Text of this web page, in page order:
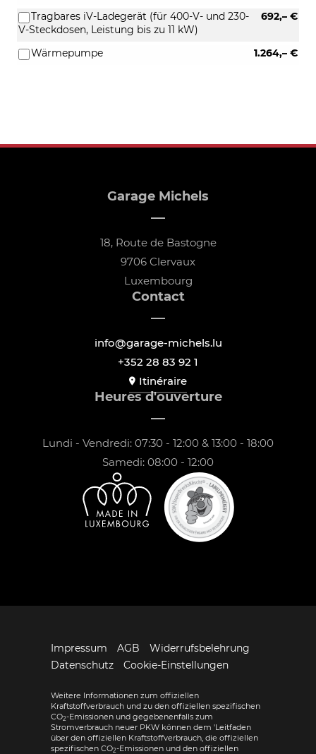
692,– €
Tragbares iV-Ladegerät (für 400-V- und 230-
V-Steckdosen, Leistung bis zu 11 kW)
1.264,– €
Wärmepumpe
Garage Michels
18, Route de Bastogne
9706 Clervaux
Luxembourg
Contact
info@garage-michels.lu
+352 28 83 92 1
Itinéraire
Heures d'ouverture
Lundi - Vendredi: 07:30 - 12:00 & 13:00 - 18:00
Samedi: 08:00 - 12:00
Impressum AGB
Widerrufsbelehrung
Datenschutz
Cookie-Einstellungen
Weitere Informationen zum offiziellen
Kraftstoffverbrauch und zu den offiziellen spezifischen
CO2-Emissionen und gegebenenfalls zum
Stromverbrauch neuer PKW können dem 'Leitfaden
über den offiziellen Kraftstoffverbrauch, die offiziellen
spezifischen CO2-Emissionen und den offiziellen